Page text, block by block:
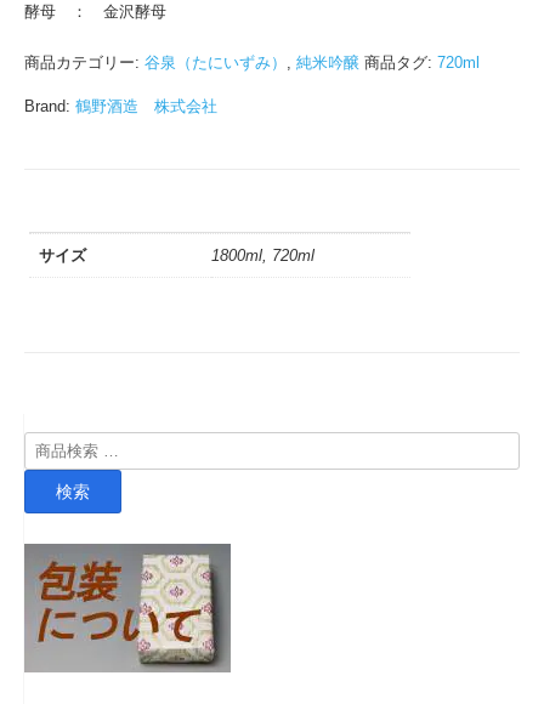
酵母 ： 金沢酵母
商品カテゴリー: 谷泉（たにいずみ） , 純米吟醸 商品タグ: 720ml
Brand: 鶴野酒造 株式会社
サイズ 1800ml, 720ml
検
索
検索